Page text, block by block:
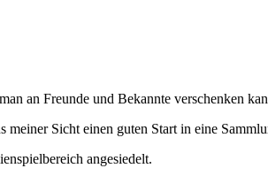
an Freunde und Bekannte verschenken
Sicht einen guten Start in eine
angesiedelt.